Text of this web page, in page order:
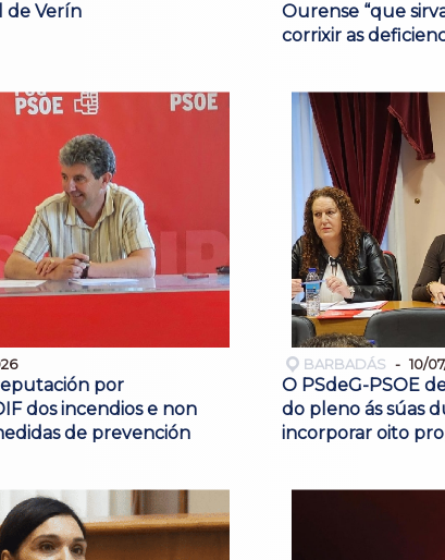
de Verín
Ourense “que
corrixir as
por
dos incendios e non
de prevención
BARBADÁS 10/
O PSdeG-PSOE
do pleno ás súas
incorporar oito